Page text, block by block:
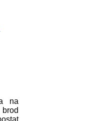
na